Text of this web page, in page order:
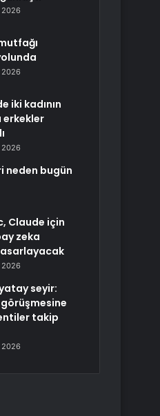
2026
2026
iki kadının
erkekler
2026
neden bugün
Claude için
zeka
2026
seyir:
takip
2026